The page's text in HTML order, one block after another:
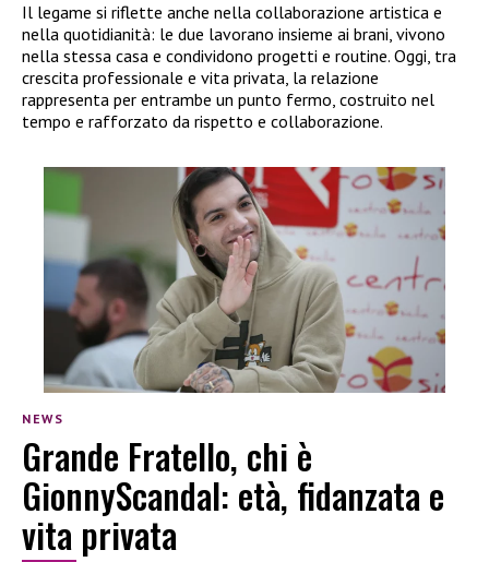
Il legame si riflette anche nella collaborazione artistica e
nella quotidianità: le due lavorano insieme ai brani, vivono
nella stessa casa e condividono progetti e routine. Oggi, tra
crescita professionale e vita privata, la relazione
rappresenta per entrambe un punto fermo, costruito nel
tempo e rafforzato da rispetto e collaborazione.
NEWS
Grande Fratello, chi è
GionnyScandal: età, fidanzata e
vita privata